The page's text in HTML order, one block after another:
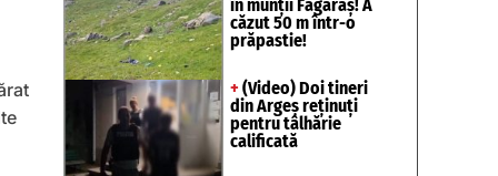
în munții Făgăraș! A
căzut 50 m într-o
prăpastie!
+ (Video) Doi tineri
din Argeș reținuți
pentru tâlhărie
calificată